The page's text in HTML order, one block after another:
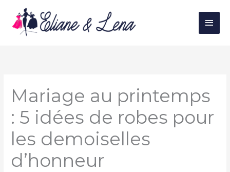
contenu
Mariage au printemps
: 5 idées de robes pour
les demoiselles
d’honneur